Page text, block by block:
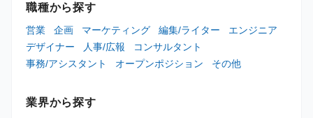
職種から探す
営業 企画 マーケティング 編集/ライター
エンジニア
デザイナー
人事/広報
コンサルタント
事務/アシスタント
オープンポジション その他
業界から探す